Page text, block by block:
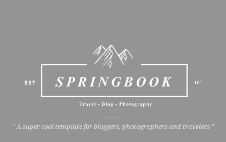
" A super cool template for bloggers, photographers and travelers "